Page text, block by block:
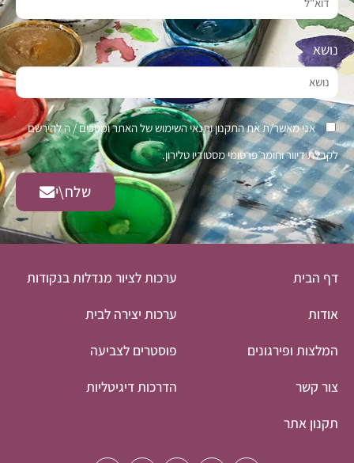
נושא
אני מאשר/ת את התקנון ותנאי השימוש של האתר ומסכים / ה להירשם
לקבלת דיוור וחומר פרסומי מסטודיו טלירון.
שלח\י
דף הבית
אודות
המלצות ופירגונים
צור קשר
תקנון אתר
ערכות לציור מנדלות בנקודות
ערכות יצירה לבית
פוסטרים לצביעה
הדרכות דיגיטליות